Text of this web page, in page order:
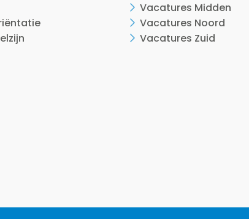
Vacatures Midden
Vacatures Noord
Vacatures Zuid